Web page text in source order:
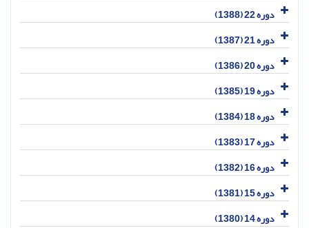
دوره 22 (1388)
دوره 21 (1387)
دوره 20 (1386)
دوره 19 (1385)
دوره 18 (1384)
دوره 17 (1383)
دوره 16 (1382)
دوره 15 (1381)
دوره 14 (1380)